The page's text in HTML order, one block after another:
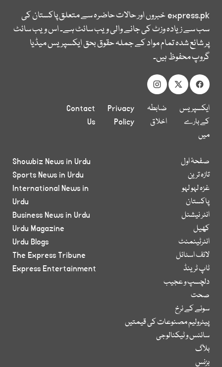
express.pkخبروں اور حالات حاضرہ سے متعلق پاکستان کی
سب سے زیادہ وزٹ کی جانے والی ویب سائٹ ہے۔ اس ویب سائٹ
پر شائع شدہ تمام مواد کے جملہ حقوق بحق ایکسپریس میڈیا
گروپ محفوظ ہیں۔
ایکسپریس
کے بارے
میں
ضابطہ
اخلاق
Privacy
Policy
Contact
Us
صفحۂ اول
تازہ ترین
غزہ لہو لہو
پاکستان
انٹر نیشنل
کھیل
انٹرٹینمنٹ
لائف اسٹائل
ٹاپ ٹرینڈ
دلچسپ و عجیب
صحت
سونے کے نرخ
پیٹرولیم مصنوعات کی قیمتیں
سائنس و ٹیکنالوجی
بلاگ
بزنس
Showbiz News in Urdu
Sports News in Urdu
International News in
Urdu
Business News in Urdu
Urdu Magazine
Urdu Blogs
The Express Tribune
Express Entertainment